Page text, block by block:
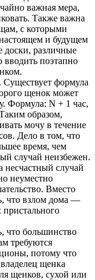
важная мера,
Также важна
с которыми
и будущем
различные
вводить поэтапно
формула
щенок может
Формула: N + 1 час,
образом,
мочу в течение
Дело в том, что
время, чем
случай неизбежен.
несчастный случай
неуместно
Вместо
что взлом дома —
пристального
что большинство
требуются
потому что
щенка
щенков, сухой или